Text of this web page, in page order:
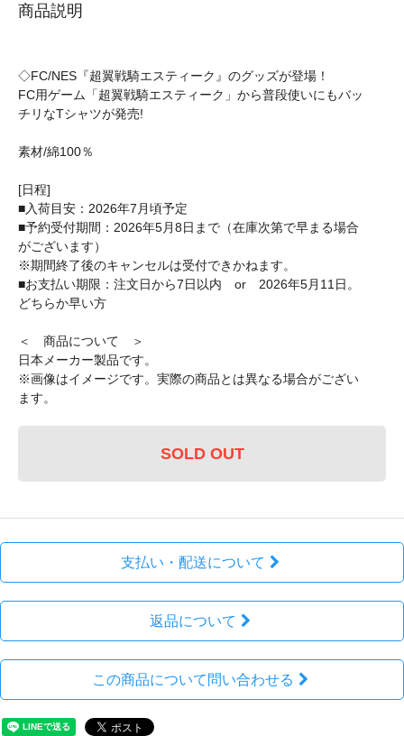
商品説明
◇FC/NES『超翼戦騎エスティーク』のグッズが登場！
FC用ゲーム「超翼戦騎エスティーク」から普段使いにもバッ
チリなTシャツが発売!
素材/綿100％
[日程]
■入荷目安：2026年7月頃予定
■予約受付期間：2026年5月8日まで（在庫次第で早まる場合
がございます）
※期間終了後のキャンセルは受付できかねます。
■お支払い期限：注文日から7日以内 or 2026年5月11日。
どちらか早い方
＜ 商品について ＞
日本メーカー製品です。
※画像はイメージです。実際の商品とは異なる場合がござい
ます。
SOLD OUT
支払い・配送について
返品について
この商品について問い合わせる